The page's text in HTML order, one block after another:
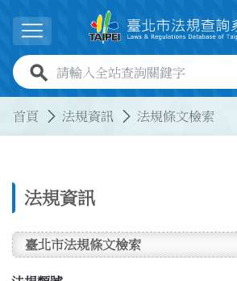
展開選單
全站查詢關鍵字欄位
首頁 法規資訊 法規條文檢索
法規資訊
臺北市法規條文檢索